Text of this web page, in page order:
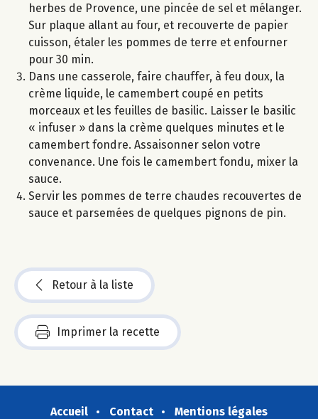
herbes de Provence, une pincée de sel et mélanger.
Sur plaque allant au four, et recouverte de papier
cuisson, étaler les pommes de terre et enfourner
pour 30 min.
Dans une casserole, faire chauffer, à feu doux, la
crème liquide, le camembert coupé en petits
morceaux et les feuilles de basilic. Laisser le basilic
« infuser » dans la crème quelques minutes et le
camembert fondre. Assaisonner selon votre
convenance. Une fois le camembert fondu, mixer la
sauce.
Servir les pommes de terre chaudes recouvertes de
sauce et parsemées de quelques pignons de pin.
Retour à la liste
Imprimer la recette
Accueil Contact
Mentions légales